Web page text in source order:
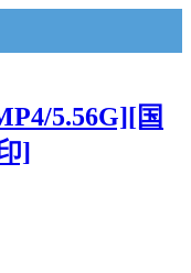
5.56G][国
]